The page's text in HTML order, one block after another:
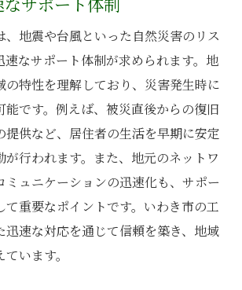
、地震や台風といった自然災害のリス
速なサポート体制が求められます。地
の特性を理解しており、災害発生時に
能です。例えば、被災直後からの復旧
提供など、居住者の生活を早期に安定
が行われます。また、地元のネットワ
ミュニケーションの迅速化も、サポー
て重要なポイントです。いわき市の工
迅速な対応を通じて信頼を築き、地域
います。